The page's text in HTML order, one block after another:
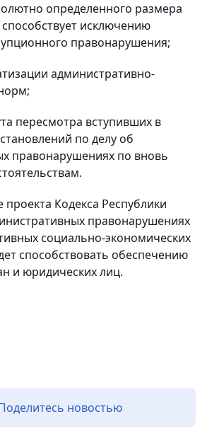
определенного размера
исключению
правонарушения;
административно-
пересмотра вступивших в
по делу об
правонарушениях по вновь
Кодекса Республики
правонарушениях
социально-экономических
способствовать обеспечению
и юридических лиц.
новостью